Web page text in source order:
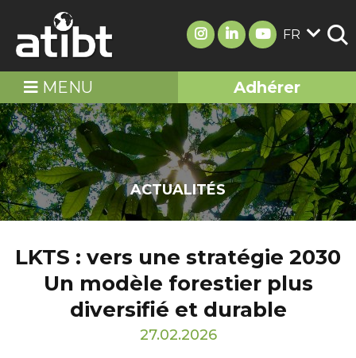
FR
MENU Adhérer
ACTUALITÉS
LKTS : vers une stratégie 2030
Un modèle forestier plus
diversifié et durable
27.02.2026